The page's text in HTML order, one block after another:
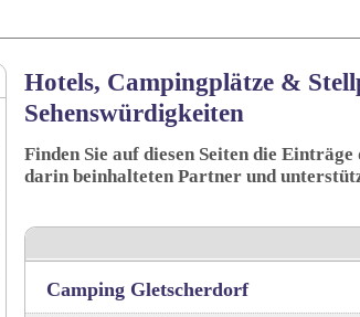
Hotels, Campingplätze &
Sehenswürdigkeiten
Finden Sie auf diesen Seiten die
darin beinhalteten Partner und
Camping Gletscherdorf